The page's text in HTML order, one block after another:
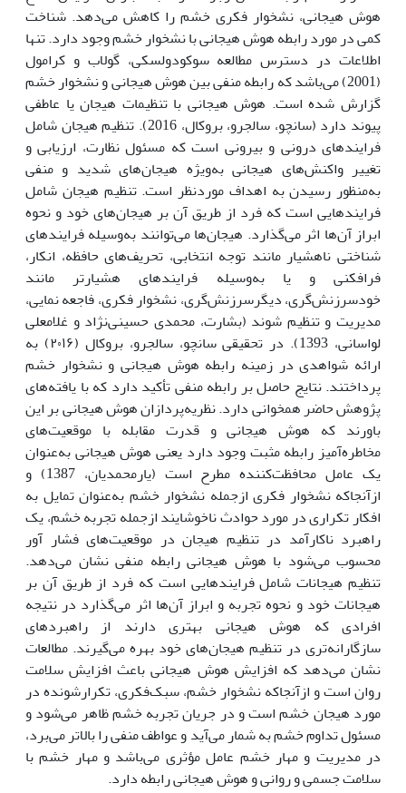
هوش هیجانی، نشخوار فکری خشم را کاهش می‌دهد. شناخت
کمی در مورد رابطه هوش هیجانی با نشخوار خشم وجود دارد. تنها
اطلاعات در دسترس مطالعه سوکودولسکی، گولاب و کرامول
(2001) می‌باشد که رابطه منفی بین هوش هیجانی و نشخوار خشم
گزارش شده است. هوش هیجانی با تنظیمات هیجان یا عاطفی
پیوند دارد (سانچو، سالجرو، بروکال، 2016). تنظیم هیجان شامل
فرایندهای درونی و بیرونی است که مسئول نظارت، ارزیابی و
تغییر واکنش‌های هیجانی به‌ویژه هیجان‌های شدید و منفی
به‌منظور رسیدن به اهداف موردنظر است. تنظیم هیجان شامل
فرایندهایی است که فرد از طریق آن بر هیجان‌های خود و نحوه
ابراز آن‌ها اثر می‌گذارد. هیجان‌ها می‌توانند به‌وسیله فرایندهای
شناختی ناهشیار مانند توجه انتخابی، تحریف‌های حافظه، انکار،
فرافکنی و یا به‌وسیله فرایندهای هشیارتر مانند
خودسرزنش‌گری، دیگرسرزنش‌گری، نشخوار فکری، فاجعه نمایی،
مدیریت و تنظیم شوند (بشارت، محمدی حسینی‌نژاد و غلامعلی
لواسانی، 1393). در تحقیقی سانچو، سالجرو، بروکال (۲۰۱۶) به
ارائه شواهدی در زمینه رابطه هوش هیجانی و نشخوار خشم
پرداختند. نتایج حاصل بر رابطه منفی تأکید دارد که با یافته‌های
پژوهش حاضر همخوانی دارد. نظریه‌پردازان هوش هیجانی بر این
باورند که هوش هیجانی و قدرت مقابله با موقعیت‌های
مخاطره‌آمیز رابطه مثبت وجود دارد یعنی هوش هیجانی به‌عنوان
یک عامل محافظت‌کننده مطرح است (یارمحمدیان، 1387) و
ازآنجاکه نشخوار فکری ازجمله نشخوار خشم به‌عنوان تمایل به
افکار تکراری در مورد حوادث ناخوشایند ازجمله تجربه خشم، یک
راهبرد ناکارآمد در تنظیم هیجان در موقعیت‌های فشار آور
محسوب می‌شود با هوش هیجانی رابطه منفی نشان می‌دهد.
تنظیم هیجانات شامل فرایندهایی است که فرد از طریق آن بر
هیجانات خود و نحوه تجربه و ابراز آن‌ها اثر می‌گذارد در نتیجه
افرادی که هوش هیجانی بهتری دارند از راهبردهای
سازگارانه‌تری در تنظیم هیجان‌های خود بهره می‌گیرند. مطالعات
نشان می‌دهد که افزایش هوش هیجانی باعث افزایش سلامت
روان است و ازآنجاکه نشخوار خشم، سبک‌فکری، تکرارشونده در
مورد هیجان خشم است و در جریان تجربه خشم ظاهر می‌شود و
مسئول تداوم خشم به شمار می‌آید و عواطف منفی را بالاتر می‌برد،
در مدیریت و مهار خشم عامل مؤثری می‌باشد و مهار خشم با
سلامت جسمی و روانی و هوش هیجانی رابطه دارد.